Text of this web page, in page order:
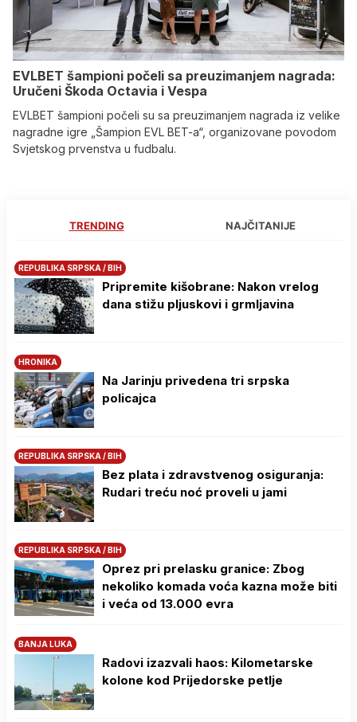
EVLBET šampioni počeli sa preuzimanjem nagrada:
Uručeni Škoda Octavia i Vespa
EVLBET šampioni počeli su sa preuzimanjem nagrada iz velike
nagradne igre „Šampion EVL BET-a“, organizovane povodom
Svjetskog prvenstva u fudbalu.
TRENDING NAJČITANIJE
REPUBLIKA SRPSKA / BIH
Pripremite kišobrane: Nakon vrelog
dana stižu pljuskovi i grmljavina
HRONIKA
Na Јarinju privedena tri srpska
policajca
REPUBLIKA SRPSKA / BIH
Bez plata i zdravstvenog osiguranja:
Rudari treću noć proveli u jami
REPUBLIKA SRPSKA / BIH
Oprez pri prelasku granice: Zbog
nekoliko komada voća kazna može biti
i veća od 13.000 evra
BANJA LUKA
Radovi izazvali haos: Kilometarske
kolone kod Prijedorske petlje